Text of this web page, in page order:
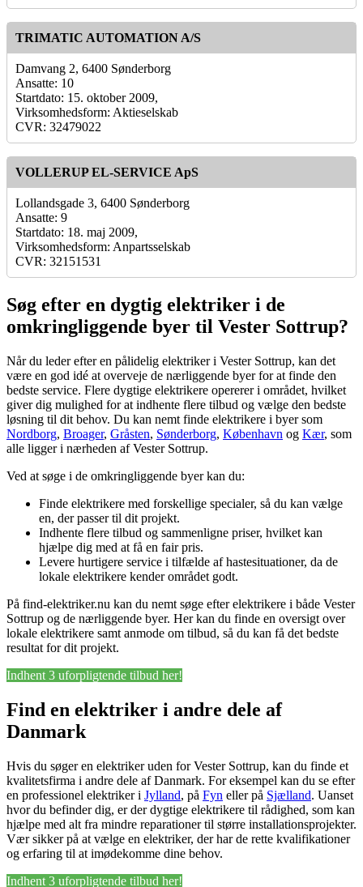
TRIMATIC AUTOMATION A/S
Damvang 2, 6400 Sønderborg
Ansatte: 10
Startdato: 15. oktober 2009,
Virksomhedsform: Aktieselskab
CVR: 32479022
VOLLERUP EL-SERVICE ApS
Lollandsgade 3, 6400 Sønderborg
Ansatte: 9
Startdato: 18. maj 2009,
Virksomhedsform: Anpartsselskab
CVR: 32151531
Søg efter en dygtig elektriker i de
omkringliggende byer til Vester Sottrup?
Når du leder efter en pålidelig elektriker i Vester Sottrup, kan det
være en god idé at overveje de nærliggende byer for at finde den
bedste service. Flere dygtige elektrikere opererer i området, hvilket
giver dig mulighed for at indhente flere tilbud og vælge den bedste
løsning til dit behov. Du kan nemt finde elektrikere i byer som
Nordborg, Broager, Gråsten, Sønderborg, København og Kær, som
alle ligger i nærheden af Vester Sottrup.
Ved at søge i de omkringliggende byer kan du:
Finde elektrikere med forskellige specialer, så du kan vælge
en, der passer til dit projekt.
Indhente flere tilbud og sammenligne priser, hvilket kan
hjælpe dig med at få en fair pris.
Levere hurtigere service i tilfælde af hastesituationer, da de
lokale elektrikere kender området godt.
På find-elektriker.nu kan du nemt søge efter elektrikere i både Vester
Sottrup og de nærliggende byer. Her kan du finde en oversigt over
lokale elektrikere samt anmode om tilbud, så du kan få det bedste
resultat for dit projekt.
Indhent 3 uforpligtende tilbud her!
Find en elektriker i andre dele af
Danmark
Hvis du søger en elektriker uden for Vester Sottrup, kan du finde et
kvalitetsfirma i andre dele af Danmark. For eksempel kan du se efter
en professionel elektriker i Jylland, på Fyn eller på Sjælland. Uanset
hvor du befinder dig, er der dygtige elektrikere til rådighed, som kan
hjælpe med alt fra mindre reparationer til større installationsprojekter.
Vær sikker på at vælge en elektriker, der har de rette kvalifikationer
og erfaring til at imødekomme dine behov.
Indhent 3 uforpligtende tilbud her!